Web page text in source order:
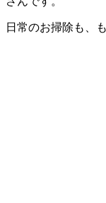
日常のお掃除も、